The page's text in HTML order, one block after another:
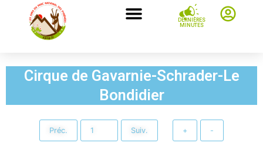
DERNIÈRES
MINUTES
Cirque de Gavarnie-Schrader-Le
Bondidier
Préc. Suiv. + -